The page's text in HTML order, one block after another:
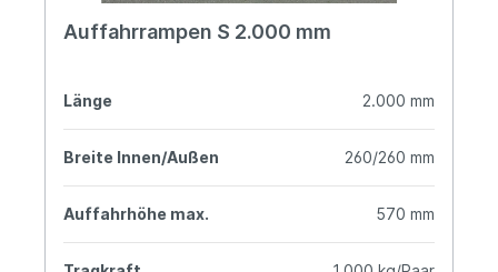
Auffahrrampen S 2.000 mm
Länge 2.000 mm
Breite Innen/Außen 260/260 mm
Auffahrhöhe max. 570 mm